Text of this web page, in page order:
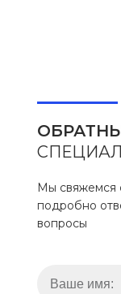
Мы свяжемся
подробно
вопросы